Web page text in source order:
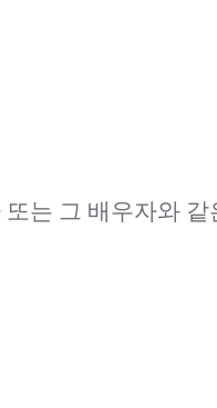
는 그 배우자와